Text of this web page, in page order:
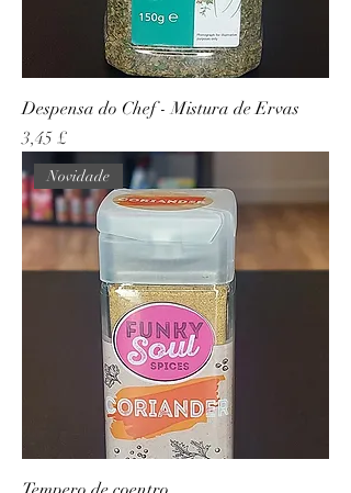
Despensa do Chef - Mistura de Ervas
Preço
3,45 £
Novidade